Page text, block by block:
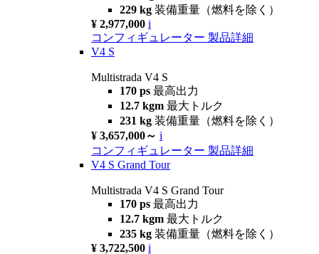
229 kg 装備重量（燃料を除く）
¥ 2,977,000 i
コンフィギュレーター 製品詳細
V4 S
Multistrada V4 S
170 ps 最高出力
12.7 kgm 最大トルク
231 kg 装備重量（燃料を除く）
¥ 3,657,000～ i
コンフィギュレーター 製品詳細
V4 S Grand Tour
Multistrada V4 S Grand Tour
170 ps 最高出力
12.7 kgm 最大トルク
235 kg 装備重量（燃料を除く）
¥ 3,722,500 i